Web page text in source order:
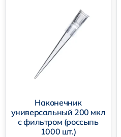
Наконечник
универсальный 200 мкл
с фильтром (россыпь
1000 шт.)